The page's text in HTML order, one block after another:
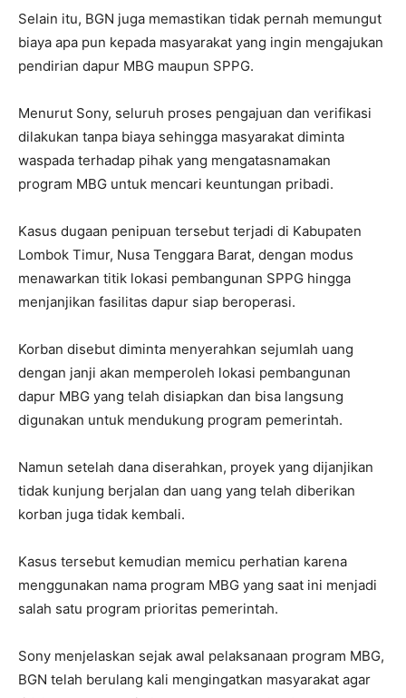
Selain itu, BGN juga memastikan tidak pernah memungut
biaya apa pun kepada masyarakat yang ingin mengajukan
pendirian dapur MBG maupun SPPG.
Menurut Sony, seluruh proses pengajuan dan verifikasi
dilakukan tanpa biaya sehingga masyarakat diminta
waspada terhadap pihak yang mengatasnamakan
program MBG untuk mencari keuntungan pribadi.
Kasus dugaan penipuan tersebut terjadi di Kabupaten
Lombok Timur, Nusa Tenggara Barat, dengan modus
menawarkan titik lokasi pembangunan SPPG hingga
menjanjikan fasilitas dapur siap beroperasi.
Korban disebut diminta menyerahkan sejumlah uang
dengan janji akan memperoleh lokasi pembangunan
dapur MBG yang telah disiapkan dan bisa langsung
digunakan untuk mendukung program pemerintah.
Namun setelah dana diserahkan, proyek yang dijanjikan
tidak kunjung berjalan dan uang yang telah diberikan
korban juga tidak kembali.
Kasus tersebut kemudian memicu perhatian karena
menggunakan nama program MBG yang saat ini menjadi
salah satu program prioritas pemerintah.
Sony menjelaskan sejak awal pelaksanaan program MBG,
BGN telah berulang kali mengingatkan masyarakat agar